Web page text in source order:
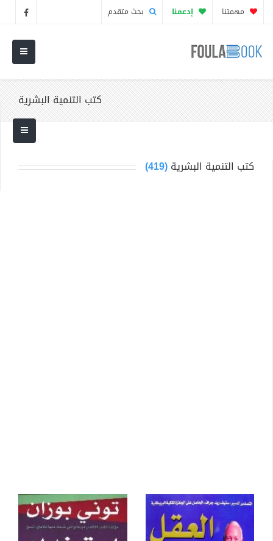
مهمتنا إدعمنا بحث متقدم
كتب التنمية البشرية
كتب التنمية البشرية(419)